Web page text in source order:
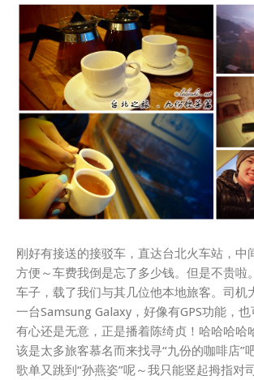
刚好有接送的接驳车，直达台北火车站，中
方便～车费我倒是忘了多少钱。但是不贵啦
车子，载了我们与其几位他本地旅客。司机
一台Samsung Galaxy，好像有GPS功能，
有心还是无意，正是播着陈绮贞！哈哈哈哈
该是太多旅客慕名而来找寻“九份的咖啡店”
歌单又跳到“孙燕姿”呢～我只能竖起拇指对